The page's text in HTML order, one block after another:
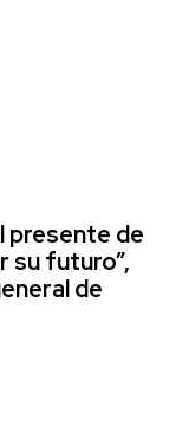
presente de
su futuro”,
de